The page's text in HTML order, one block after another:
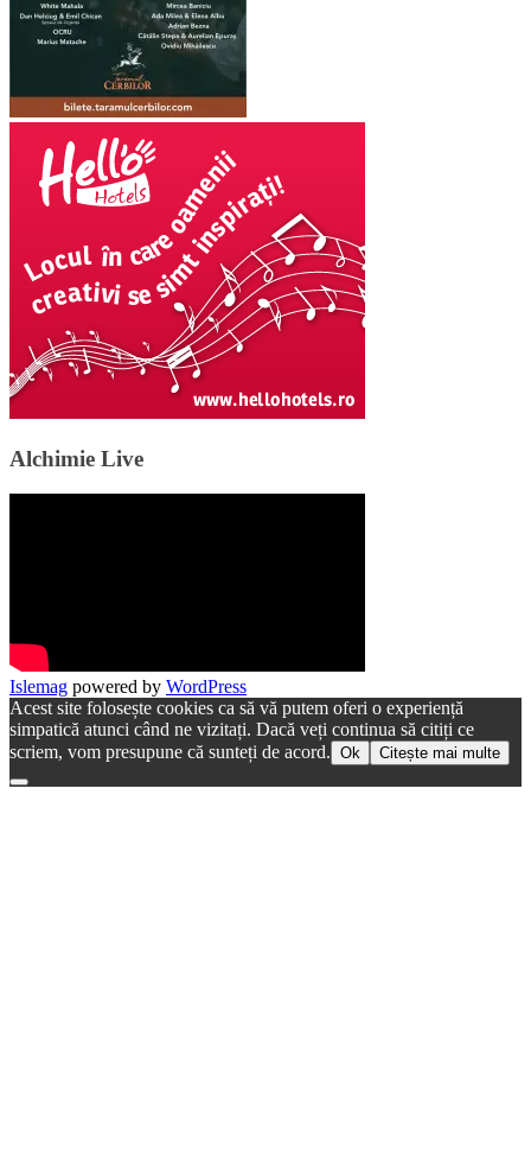
Alchimie Live
Islemag powered by WordPress
Acest site folosește cookies ca să vă putem oferi o experiență
simpatică atunci când ne vizitați. Dacă veți continua să citiți ce
scriem, vom presupune că sunteți de acord. Ok Citește mai multe